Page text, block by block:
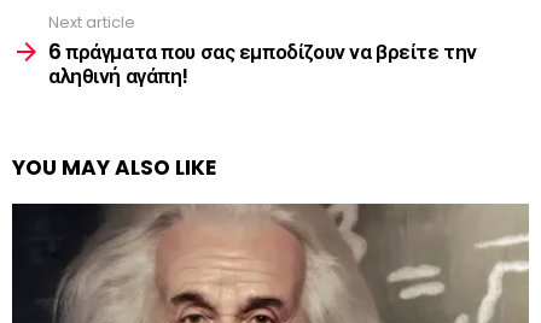
Next article
6 πράγματα που σας εμποδίζουν να βρείτε την
αληθινή αγάπη!
YOU MAY ALSO LIKE